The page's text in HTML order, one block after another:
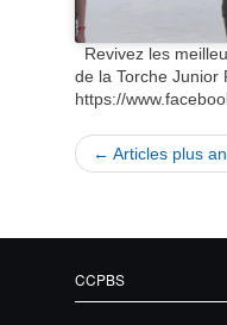
Revivez les
de la Torche Junior
https://
← Articles plus
CCPBS